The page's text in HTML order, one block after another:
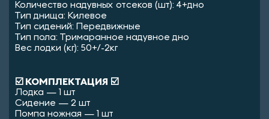
Количество надувных отсеков (шт): 4+дно
Тип днища: Килевое
Тип сидений: Передвижные
Тип пола: Тримаранное надувное дно
Вес лодки (кг): 50+/-2кг
☑️ КОМПЛЕКТАЦИЯ ☑️
Лодка — 1 шт
Сидение — 2 шт
Помпа ножная — 1 шт